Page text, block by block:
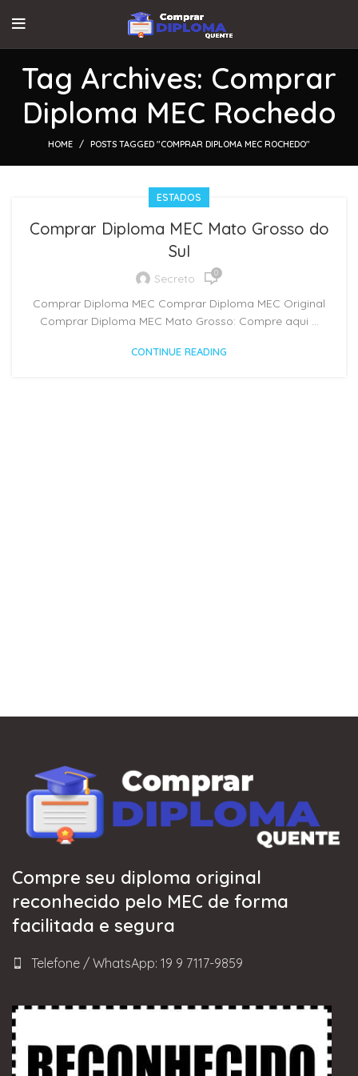
Tag Archives: Comprar
Diploma MEC Rochedo
HOME POSTS TAGGED "COMPRAR DIPLOMA MEC ROCHEDO"
ESTADOS
Comprar Diploma MEC Mato Grosso do
Sul
Secreto 0
Comprar Diploma MEC Comprar Diploma MEC Original
Comprar Diploma MEC Mato Grosso: Compre aqui ...
CONTINUE READING
Compre seu diploma original
reconhecido pelo MEC de forma
facilitada e segura
Telefone / WhatsApp: 19 9 7117-9859